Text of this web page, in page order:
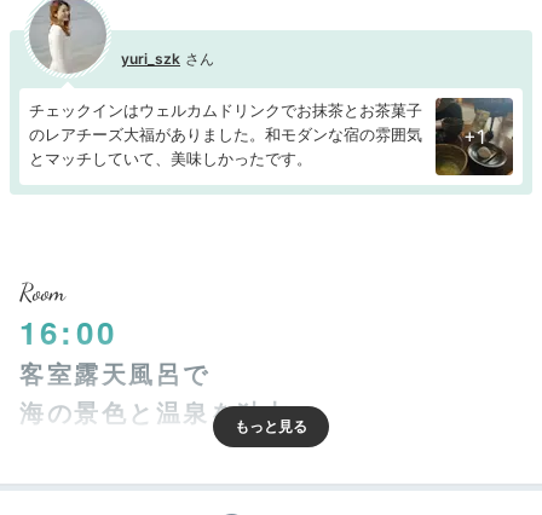
yuri_szk
チェックインはウェルカムドリンクでお抹茶とお茶菓子
のレアチーズ大福がありました。和モダンな宿の雰囲気
とマッチしていて、美味しかったです。
+1
Room
16:00
客室露天風呂で
海の景色と温泉を独占